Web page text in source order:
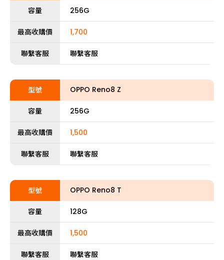
容量 256G
最高收購價 1,700
聯繫客服 聯繫客服
型號 OPPO Reno8 Z
容量 256G
最高收購價 1,500
聯繫客服 聯繫客服
型號 OPPO Reno8 T
容量 128G
最高收購價 1,500
聯繫客服 聯繫客服